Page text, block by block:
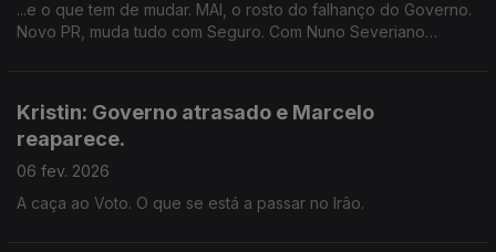
...e o que tem de mudar. MAI, o rosto do falhanço do Governo.
Novo PR, muda tudo com Seguro. Com Nuno Severiano
Kristin: Governo atrasado e Marcelo
reaparece.
06 fev. 2026
A caça ao Voto. O que se está a passar no Irâo.